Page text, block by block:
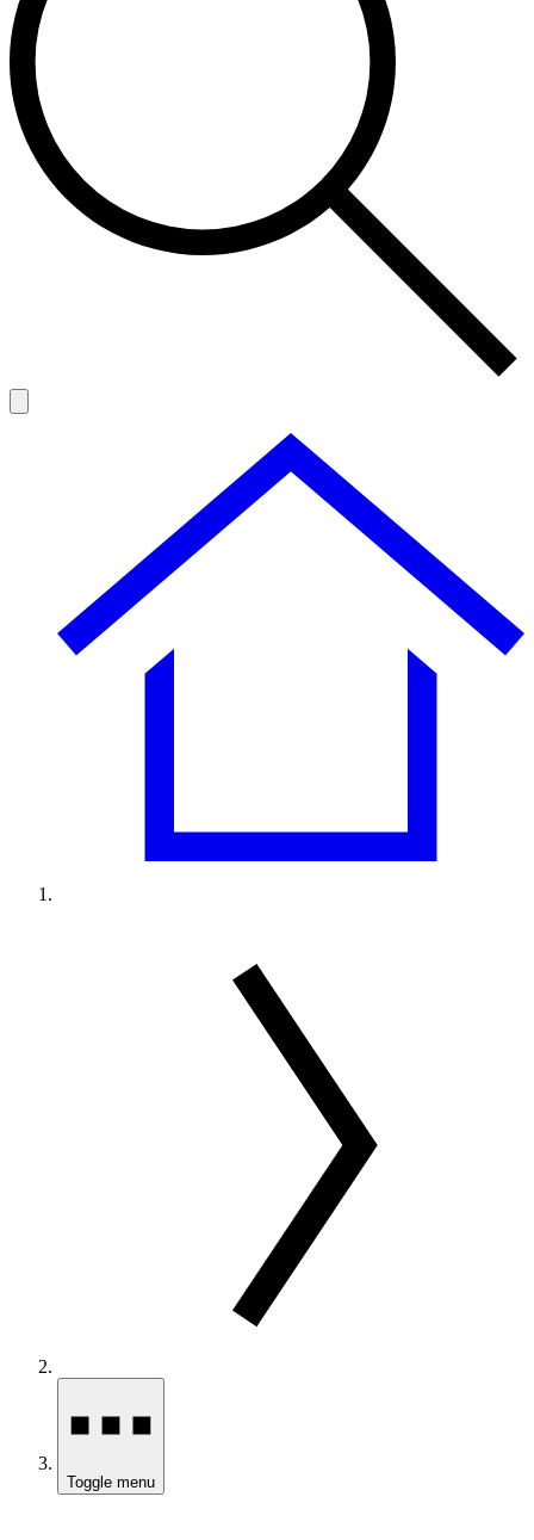
Toggle menu